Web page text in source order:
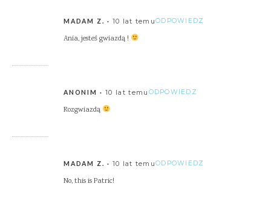
MADAM Z. 10 lat temuODPOWIEDZ
Ania, jesteś gwiazdą !
ANONIM 10 lat temu ODPOWIEDZ
Rozgwiazdą
MADAM Z. 10 lat temuODPOWIEDZ
No, this is Patric!